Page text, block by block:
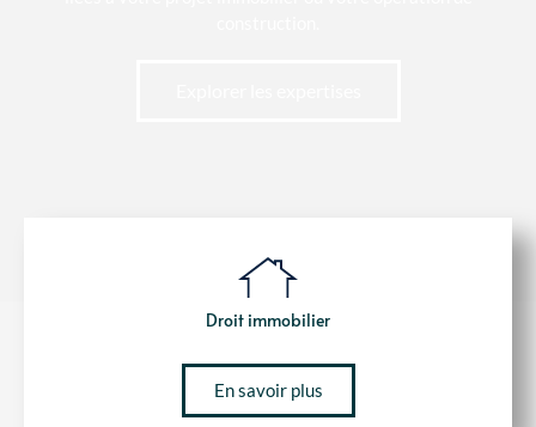
Droit immobilier
En savoir plus